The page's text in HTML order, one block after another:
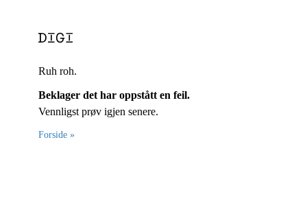
Ruh roh.
Beklager det har oppstått en feil.
Vennligst prøv igjen senere.
Forside »